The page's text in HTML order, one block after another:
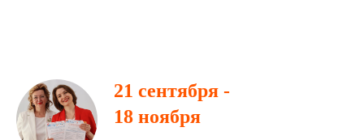
21 сентября -
18 ноября